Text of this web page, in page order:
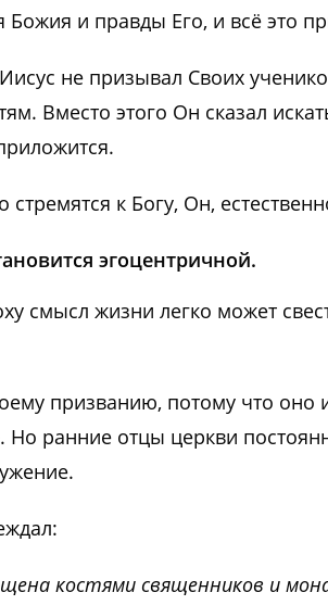
и правды Его, и всё это
не призывал Своих
Вместо этого Он сказал
к Богу, Он,
эгоцентричной.
смысл жизни легко может
призванию, потому что оно
Но ранние отцы церкви
костями священников и